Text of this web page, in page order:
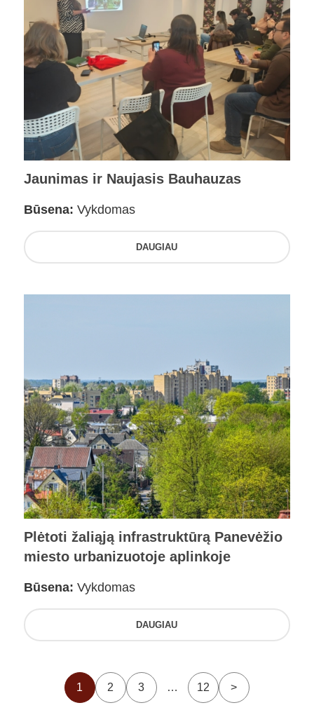
Jaunimas ir Naujasis Bauhauzas
Būsena: Vykdomas
DAUGIAU
Plėtoti žaliąją infrastruktūrą Panevėžio
miesto urbanizuotoje aplinkoje
Būsena: Vykdomas
DAUGIAU
1 2 3 … 12 >